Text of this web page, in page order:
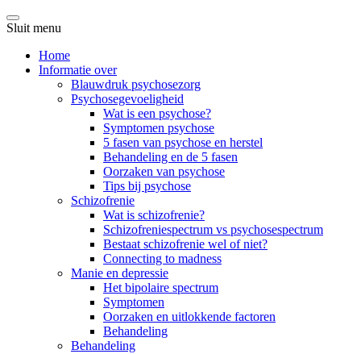
Sluit menu
Home
Informatie over
Blauwdruk psychosezorg
Psychosegevoeligheid
Wat is een psychose?
Symptomen psychose
5 fasen van psychose en herstel
Behandeling en de 5 fasen
Oorzaken van psychose
Tips bij psychose
Schizofrenie
Wat is schizofrenie?
Schizofreniespectrum vs psychosespectrum
Bestaat schizofrenie wel of niet?
Connecting to madness
Manie en depressie
Het bipolaire spectrum
Symptomen
Oorzaken en uitlokkende factoren
Behandeling
Behandeling